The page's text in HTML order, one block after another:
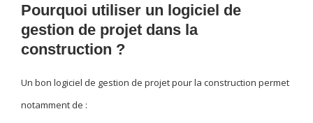
Pourquoi utiliser un logiciel de
gestion de projet dans la
construction ?
Un bon logiciel de gestion de projet pour la construction permet
notamment de :